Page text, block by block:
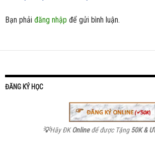
Bạn phải đăng nhập để gửi bình luận.
ĐĂNG KÝ HỌC
💡Hãy ĐKOnlineđể được Tặng50K &